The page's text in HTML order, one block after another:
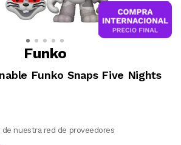
Funko
Funko Snaps Five Nights
de nuestra red de proveedores